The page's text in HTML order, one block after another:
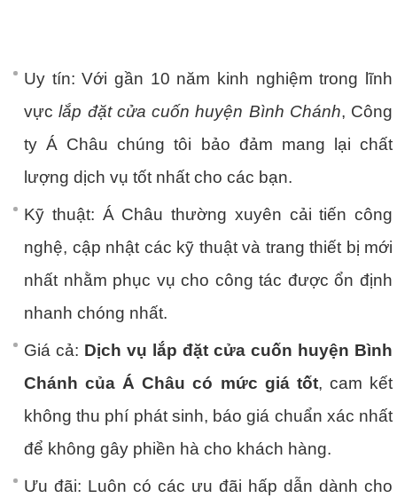
Uy tín: Với gần 10 năm kinh nghiệm trong lĩnh
vựclắp đặt cửa cuốn huyện Bình Chánh, Công
ty Á Châu chúng tôi bảo đảm mang lại chất
lượng dịch vụ tốt nhất cho các bạn.
Kỹ thuật: Á Châu thường xuyên cải tiến công
nghệ, cập nhật các kỹ thuật và trang thiết bị mới
nhất nhằm phục vụ cho công tác được ổn định
nhanh chóng nhất.
Giá cả: Dịch vụ lắp đặt cửa cuốn huyện Bình
Chánh của Á Châu có mức giá tốt, cam kết
không thu phí phát sinh, báo giá chuẩn xác nhất
để không gây phiền hà cho khách hàng.
Ưu đãi: Luôn có các ưu đãi hấp dẫn dành cho